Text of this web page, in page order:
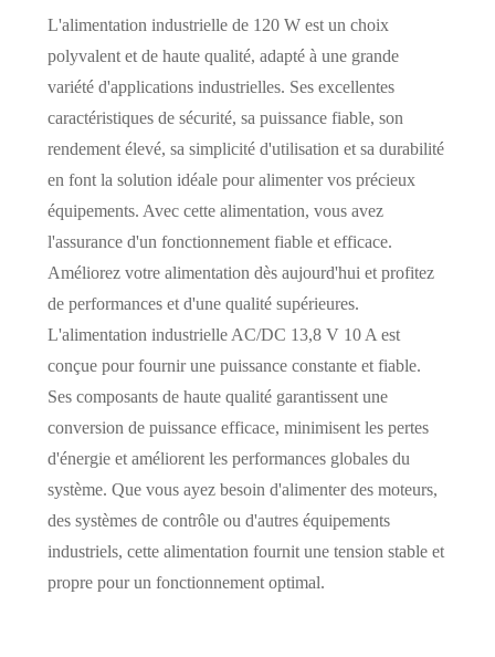
L'alimentation industrielle de 120 W est un choix
polyvalent et de haute qualité, adapté à une grande
variété d'applications industrielles. Ses excellentes
caractéristiques de sécurité, sa puissance fiable, son
rendement élevé, sa simplicité d'utilisation et sa durabilité
en font la solution idéale pour alimenter vos précieux
équipements. Avec cette alimentation, vous avez
l'assurance d'un fonctionnement fiable et efficace.
Améliorez votre alimentation dès aujourd'hui et profitez
de performances et d'une qualité supérieures.
L'alimentation industrielle AC/DC 13,8 V 10 A est
conçue pour fournir une puissance constante et fiable.
Ses composants de haute qualité garantissent une
conversion de puissance efficace, minimisent les pertes
d'énergie et améliorent les performances globales du
système. Que vous ayez besoin d'alimenter des moteurs,
des systèmes de contrôle ou d'autres équipements
industriels, cette alimentation fournit une tension stable et
propre pour un fonctionnement optimal.